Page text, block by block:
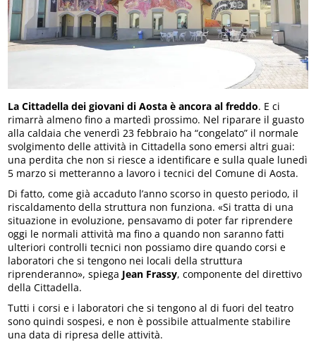
La Cittadella dei giovani di Aosta è ancora al freddo. E ci
rimarrà almeno fino a martedì prossimo. Nel riparare il guasto
alla caldaia che venerdì 23 febbraio ha “congelato” il normale
svolgimento delle attività in Cittadella sono emersi altri guai:
una perdita che non si riesce a identificare e sulla quale lunedì
5 marzo si metteranno a lavoro i tecnici del Comune di Aosta.
Di fatto, come già accaduto l’anno scorso in questo periodo, il
riscaldamento della struttura non funziona. «Si tratta di una
situazione in evoluzione, pensavamo di poter far riprendere
oggi le normali attività ma fino a quando non saranno fatti
ulteriori controlli tecnici non possiamo dire quando corsi e
laboratori che si tengono nei locali della struttura
riprenderanno», spiega Jean Frassy, componente del direttivo
della Cittadella.
Tutti i corsi e i laboratori che si tengono al di fuori del teatro
sono quindi sospesi, e non è possibile attualmente stabilire
una data di ripresa delle attività.